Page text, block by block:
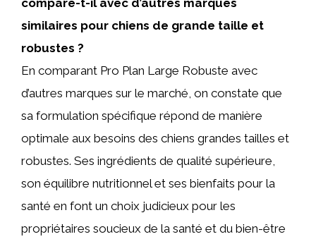
similaires pour chiens de grande taille et
robustes ?
En comparant Pro Plan Large Robuste avec
d’autres marques sur le marché, on constate que
sa formulation spécifique répond de manière
optimale aux besoins des chiens grandes tailles et
robustes. Ses ingrédients de qualité supérieure,
son équilibre nutritionnel et ses bienfaits pour la
santé en font un choix judicieux pour les
propriétaires soucieux de la santé et du bien-être